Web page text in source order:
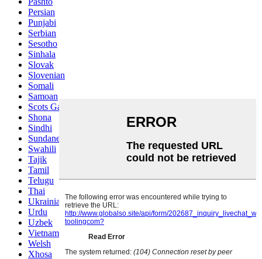
Persian
Punjabi
Serbian
Sesotho
Sinhala
Slovak
Slovenian
Somali
Samoan
Scots Gaelic
Shona
Sindhi
Sundanese
Swahili
Tajik
Tamil
Telugu
Thai
Ukrainian
Urdu
Uzbek
Vietnamese
Welsh
Xhosa